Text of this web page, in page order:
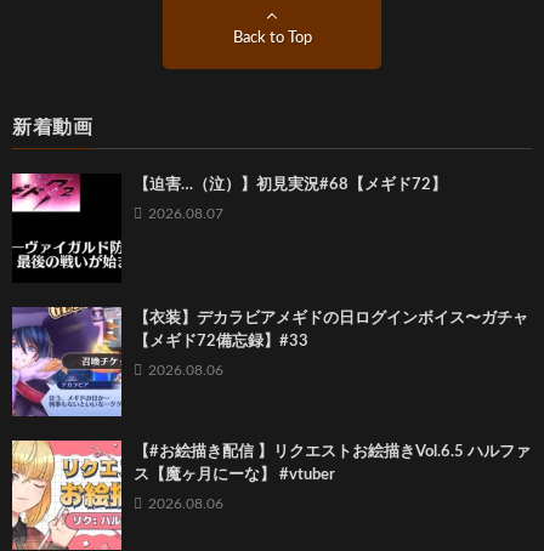
Back to Top
新着動画
【迫害…（泣）】初見実況#68【メギド72】
2026.08.07
【衣装】デカラビアメギドの日ログインボイス〜ガチャ
【メギド72備忘録】#33
2026.08.06
【#お絵描き配信 】リクエストお絵描きVol.6.5 ハルファ
ス【魔ヶ月にーな】 #vtuber
2026.08.06